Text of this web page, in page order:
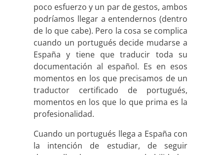
poco esfuerzo y un par de gestos, ambos
podríamos llegar a entendernos (dentro
de lo que cabe). Pero la cosa se complica
cuando un portugués decide mudarse a
España y tiene que traducir toda su
documentación al español. Es en esos
momentos en los que precisamos de un
traductor certificado de portugués,
momentos en los que lo que prima es la
profesionalidad.
Cuando un portugués llega a España con
la intención de estudiar, de seguir